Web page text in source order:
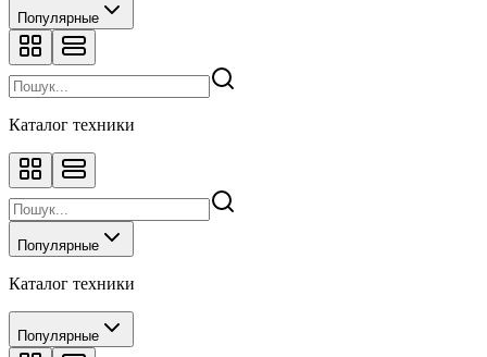
Популярные
Каталог техники
Популярные
Каталог техники
Популярные